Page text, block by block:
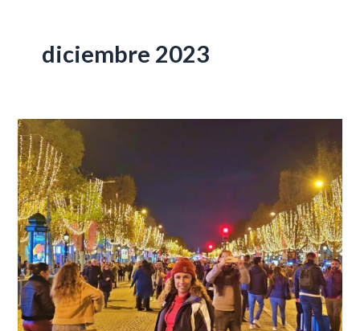
diciembre 2023
Mercados
navideños
Más
Bonitos
de
París
2023